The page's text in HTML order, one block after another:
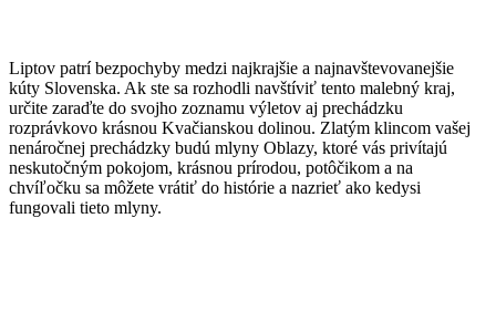
Liptov patrí bezpochyby medzi najkrajšie a najnavštevovanejšie
kúty Slovenska. Ak ste sa rozhodli navštíviť tento malebný kraj,
určite zaraďte do svojho zoznamu výletov aj prechádzku
rozprávkovo krásnou Kvačianskou dolinou. Zlatým klincom vašej
nenáročnej prechádzky budú mlyny Oblazy, ktoré vás privítajú
neskutočným pokojom, krásnou prírodou, potôčikom a na
chvíľočku sa môžete vrátiť do histórie a nazrieť ako kedysi
fungovali tieto mlyny.